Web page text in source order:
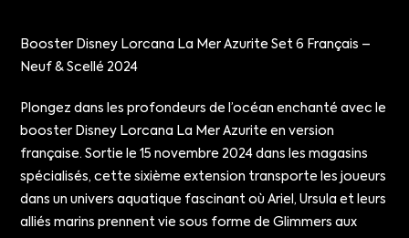
Booster Disney Lorcana La Mer Azurite Set 6 Français –
Neuf & Scellé 2024
Plongez dans les profondeurs de l’océan enchanté avec le
booster Disney Lorcana La Mer Azurite en version
française. Sortie le 15 novembre 2024 dans les magasins
spécialisés, cette sixième extension transporte les joueurs
dans un univers aquatique fascinant où Ariel, Ursula et leurs
alliés marins prennent vie sous forme de Glimmers aux